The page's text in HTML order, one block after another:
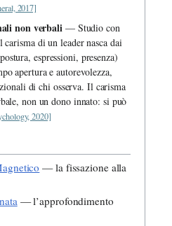
2017]
non verbali — Studio con
di un leader nasca dai
espressioni, presenza)
apertura e autorevolezza,
di chi osserva. Il carisma
non un dono innato: si può
2020]
— la fissazione alla
— l’approfondimento